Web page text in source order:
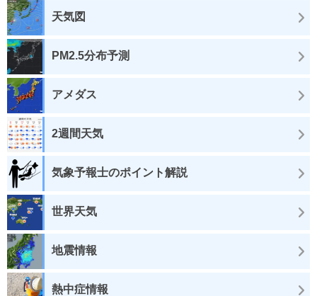
天気図
PM2.5分布予測
アメダス
2週間天気
気象予報士のポイント解説
世界天気
地震情報
熱中症情報